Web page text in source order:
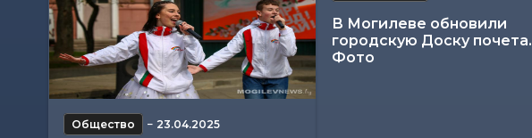
Общество − 23.04.2025
В Могилеве обновили
городскую Доску почета.
Фото